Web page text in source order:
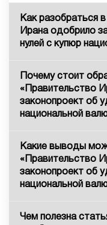
Как разобраться
Ирана одобрило
нулей с купюр
Почему стоит
«Правительство
законопроект об
национальной
Какие выводы
«Правительство
законопроект об
национальной
Чем полезна